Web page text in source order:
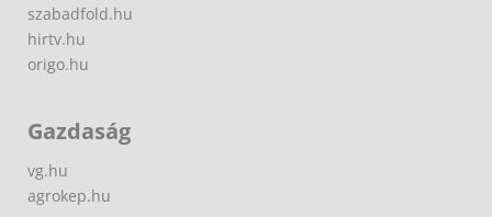
szabadfold.hu
hirtv.hu
origo.hu
Gazdaság
vg.hu
agrokep.hu